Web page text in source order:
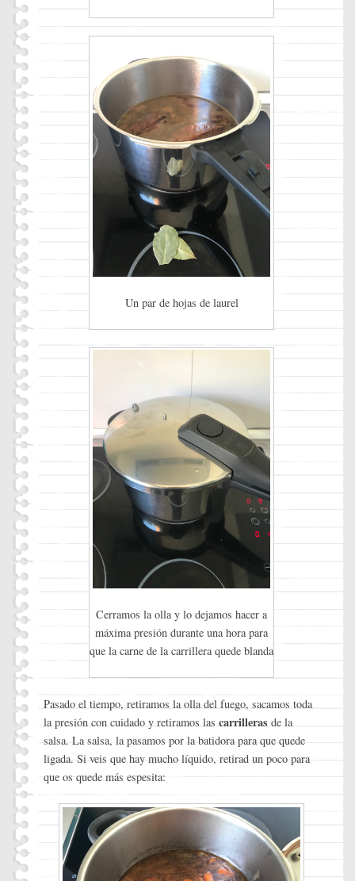
Un par de hojas de laurel
Cerramos la olla y lo dejamos hacer a
máxima presión durante una hora para
que la carne de la carrillera quede blanda
Pasado el tiempo, retiramos la olla del fuego, sacamos toda
la presión con cuidado y retiramos lascarrilleras de la
salsa. La salsa, la pasamos por la batidora para que quede
ligada. Si veis que hay mucho líquido, retirad un poco para
que os quede más espesita: